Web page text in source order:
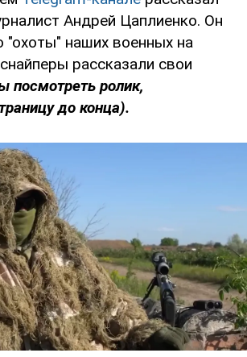
Андрей Цаплиенко. Он
"охоты" наших военных на
рассказали свои
посмотреть ролик,
до конца).